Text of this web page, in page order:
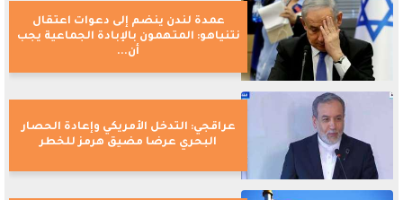
عمدة لندن ينضم إلى دعوات اعتقال
نتنياهو: المتهمون بالإبادة الجماعية يجب
أن...
عراقجي: التدخل الأمريكي وإعادة الحصار
البحري عرضا مضيق هرمز للخطر